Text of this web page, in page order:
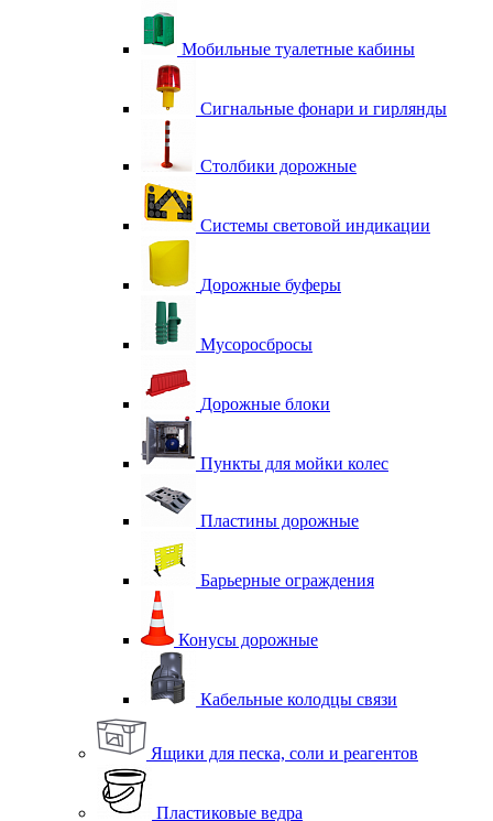
Мобильные туалетные кабины
Сигнальные фонари и гирлянды
Столбики дорожные
Системы световой индикации
Дорожные буферы
Мусоросбросы
Дорожные блоки
Пункты для мойки колес
Пластины дорожные
Барьерные ограждения
Конусы дорожные
Кабельные колодцы связи
Ящики для песка, соли и реагентов
Пластиковые ведра